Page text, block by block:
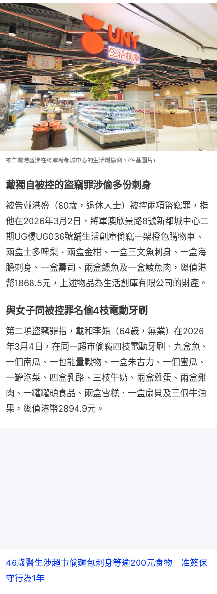
被告戴港盛涉在將軍新都城中心的生活創偷竊。(恒基圖片)
戴獨自被控的盜竊罪涉偷多份刺身
被告戴港盛（80歲，退休人士）被控兩項盜竊罪，指
他在2026年3月2日，將軍澳欣景路8號新都城中心二
期UG樓UG036號舖生活創庫偷竊一架橙色購物車、
兩盒士多啤梨、兩盒金柑、一盒三文魚刺身、一盒海
膽刺身、一盒壽司、兩盒鰻魚及一盒鯪魚肉，總值港
幣1868.5元，上述物品為生活創庫有限公司的財產。
與女子同被控罪名偷4枝電動牙刷
第二項盜竊罪指，戴和李娟（64歲，無業）在2026
年3月4日，在同一超市偷竊四枝電動牙刷、九盒魚、
一個南瓜、一包能量穀物、一盒朱古力、一個蜜瓜、
一罐泡菜、四盒乳酪、三枝牛奶、兩盒雞蛋、兩盒雞
肉、一罐罐頭食品、兩盒雪糕、一盒扇貝及三個牛油
果，總值港幣2894.9元。
46歲醫生涉超市偷麵包刺身等逾200元食物 准簽保
守行為1年